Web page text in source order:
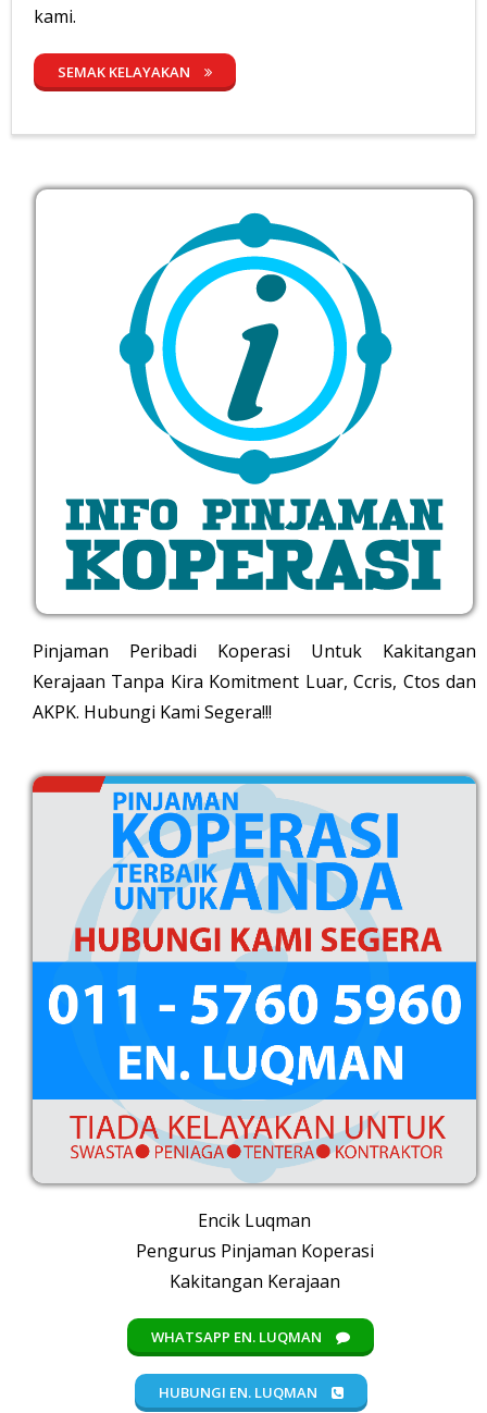
kami.
SEMAK KELAYAKAN
Pinjaman Peribadi Koperasi Untuk Kakitangan
Kerajaan Tanpa Kira Komitment Luar, Ccris, Ctos dan
AKPK. Hubungi Kami Segera!!!
Encik Luqman
Pengurus Pinjaman Koperasi
Kakitangan Kerajaan
WHATSAPP EN. LUQMAN
HUBUNGI EN. LUQMAN